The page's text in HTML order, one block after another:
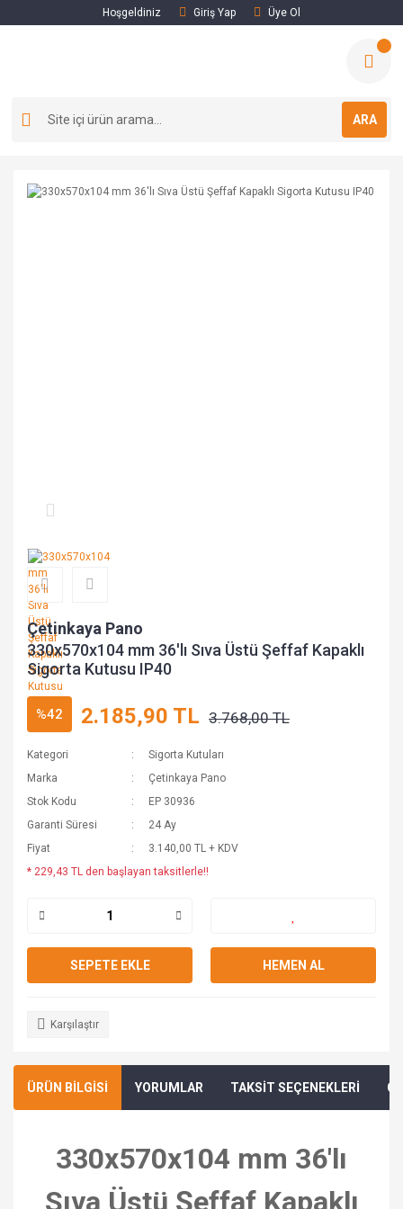
Hoşgeldiniz Giriş Yap Üye Ol
ARA
Çetinkaya Pano
330x570x104 mm 36'lı Sıva Üstü Şeffaf Kapaklı
Sigorta Kutusu IP40
%42 2.185,90 TL 3.768,00 TL
Kategori
Sigorta Kutuları
Marka
Çetinkaya Pano
Stok Kodu
EP 30936
Garanti Süresi
24 Ay
Fiyat
3.140,00 TL + KDV
* 229,43 TL den başlayan taksitlerle!!
SEPETE EKLE HEMEN AL
Karşılaştır
ÜRÜN BİLGİSİ YORUMLAR TAKSİT SEÇENEKLERİ
330x570x104 mm 36'lı
Sıva Üstü Şeffaf Kapaklı